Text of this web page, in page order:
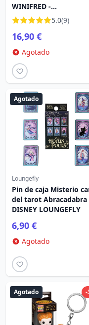
WINIFRED -
ABRACADABRA 2
5.0(9)
16,90 €
Agotado
Agotado
Loungefly
Pin de caja Misterio
del tarot Abracadabra
DISNEY LOUNGEFLY
6,90 €
Agotado
-
Agotado